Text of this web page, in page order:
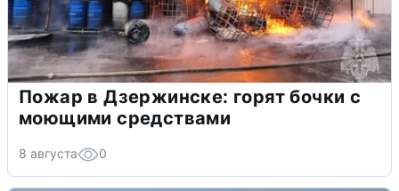
Пожар в Дзержинске: горят бочки с
моющими средствами
8 августа 0